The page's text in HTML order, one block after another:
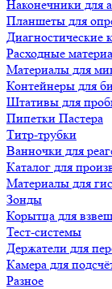
Наконечники для
Планшеты для
Диагностические
Расходные
Материалы для
Контейнеры для
Штативы для
Пипетки Пастера
Титр-трубки
Ванночки для
Каталог для
Материалы для
Зонды
Корытца для
Тест-системы
Держатели для
Камера для
Разное